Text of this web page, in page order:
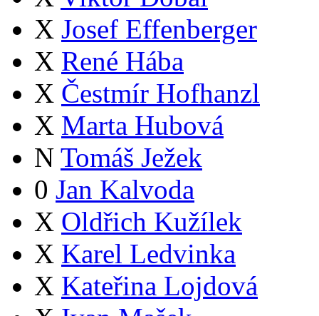
X Josef Effenberger
X René Hába
X Čestmír Hofhanzl
X Marta Hubová
N Tomáš Ježek
0 Jan Kalvoda
X Oldřich Kužílek
X Karel Ledvinka
X Kateřina Lojdová